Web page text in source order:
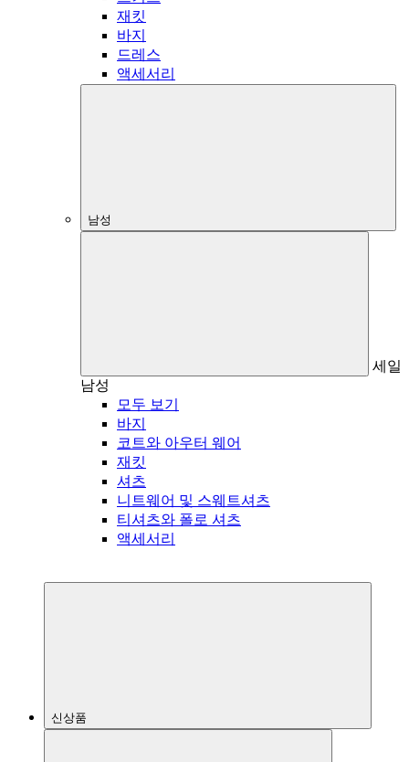
재킷
바지
드레스
액세서리
남성
세일
남성
모두 보기
바지
코트와 아우터 웨어
재킷
셔츠
니트웨어 및 스웨트셔츠
티셔츠와 폴로 셔츠
액세서리
신상품